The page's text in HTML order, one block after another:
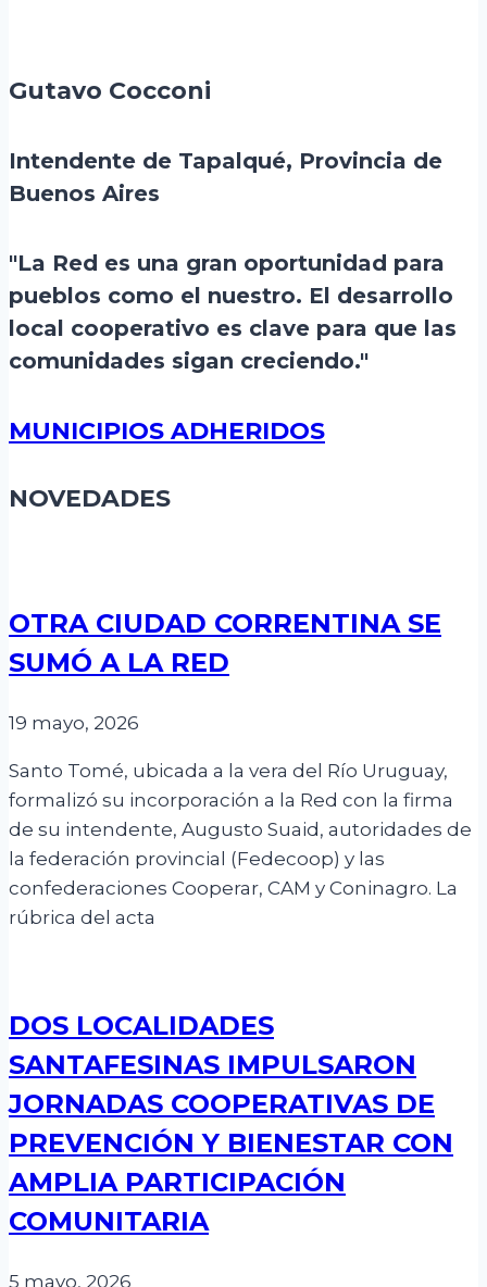
Gutavo Cocconi
Intendente de Tapalqué, Provincia de
Buenos Aires
"La Red es una gran oportunidad para
pueblos como el nuestro. El desarrollo
local cooperativo es clave para que las
comunidades sigan creciendo."
MUNICIPIOS ADHERIDOS
NOVEDADES
OTRA CIUDAD CORRENTINA SE
SUMÓ A LA RED
19 mayo, 2026
Santo Tomé, ubicada a la vera del Río Uruguay,
formalizó su incorporación a la Red con la firma
de su intendente, Augusto Suaid, autoridades de
la federación provincial (Fedecoop) y las
confederaciones Cooperar, CAM y Coninagro. La
rúbrica del acta
DOS LOCALIDADES
SANTAFESINAS IMPULSARON
JORNADAS COOPERATIVAS DE
PREVENCIÓN Y BIENESTAR CON
AMPLIA PARTICIPACIÓN
COMUNITARIA
5 mayo, 2026